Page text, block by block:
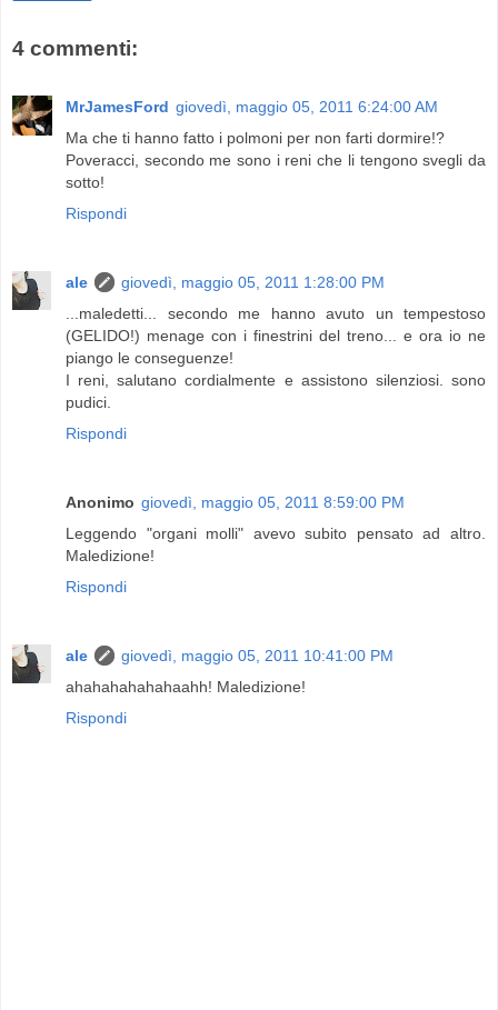
4 commenti:
MrJamesFord giovedì, maggio 05, 2011 6:24:00 AM
Ma che ti hanno fatto i polmoni per non farti dormire!?
Poveracci, secondo me sono i reni che li tengono svegli da
sotto!
Rispondi
ale
giovedì, maggio 05, 2011 1:28:00 PM
...maledetti... secondo me hanno avuto un tempestoso
(GELIDO!) menage con i finestrini del treno... e ora io ne
piango le conseguenze!
I reni, salutano cordialmente e assistono silenziosi. sono
pudici.
Rispondi
Anonimo giovedì, maggio 05, 2011 8:59:00 PM
Leggendo "organi molli" avevo subito pensato ad altro.
Maledizione!
Rispondi
ale
giovedì, maggio 05, 2011 10:41:00 PM
ahahahahahahaahh! Maledizione!
Rispondi